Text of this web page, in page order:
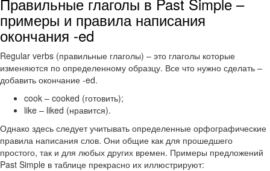
примеры и правила написания
окончания -ed
Regular verbs (правильные глаголы) – это глаголы которые
изменяются по определенному образцу. Все что нужно сделать –
добавить окончание -ed.
cook – cooked (готовить);
like – liked (нравится).
Однако здесь следует учитывать определенные орфографические
правила написания слов. Они общие как для прошедшего
простого, так и для любых других времен. Примеры предложений
Past Simple в таблице прекрасно их иллюстрируют: